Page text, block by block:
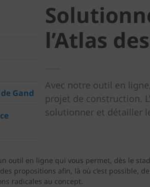
Gand
l’Atlas
Avec notre outil en
projet de construction.
solutionner et détailler
outil en ligne qui vous permet, dès le
propositions afin, là où c’est
radicales au concept.